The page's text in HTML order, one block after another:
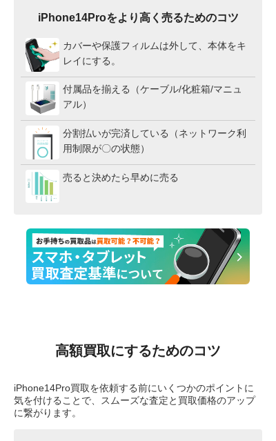
iPhone14Proをより高く売るためのコツ
カバーや保護フィルムは外して、本体をキ
レイにする。
付属品を揃える（ケーブル/化粧箱/マニュ
アル）
分割払いが完済している（ネットワーク利
用制限が〇の状態）
売ると決めたら早めに売る
高額買取にするためのコツ
iPhone14Pro買取を依頼する前にいくつかのポイントに
気を付けることで、スムーズな査定と買取価格のアップ
に繋がります。